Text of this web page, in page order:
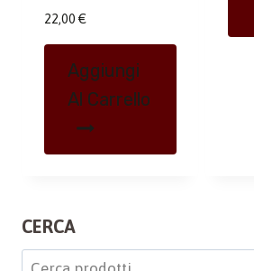
22,00 €
Aggiungi
Al Carrello
CERCA
Cerca: